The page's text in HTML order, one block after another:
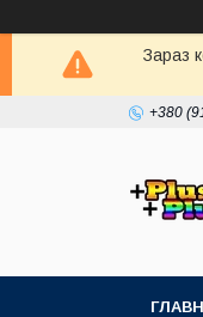
Зараз
+380